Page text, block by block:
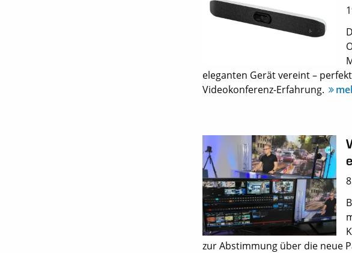
eleganten Gerät vereint –
Videokonferenz-Erfahrung.
zur Abstimmung über die neue